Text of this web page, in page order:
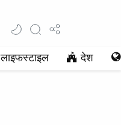
लाइफस्टाइल देश